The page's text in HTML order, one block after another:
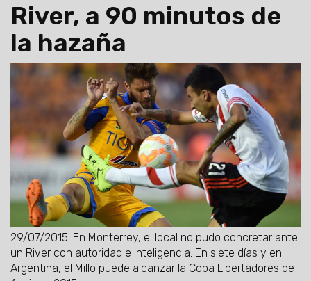
River, a 90 minutos de
la hazaña
29/07/2015. En Monterrey, el local no pudo concretar ante
un River con autoridad e inteligencia. En siete días y en
Argentina, el Millo puede alcanzar la Copa Libertadores de